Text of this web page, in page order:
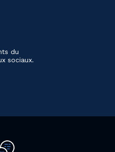
du
sociaux.